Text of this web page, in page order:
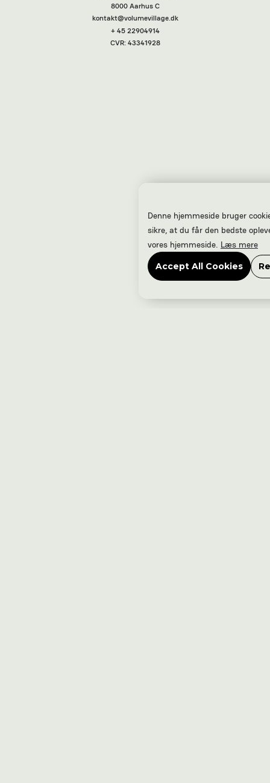
Denne hjemmeside bruger
sikre, at du får den bedste
vores hjemmeside. Læs mere
Accept All Cookies
8000 Aarhus C
kontakt@volumevillage.dk
+ 45 22904914
CVR: 43341928